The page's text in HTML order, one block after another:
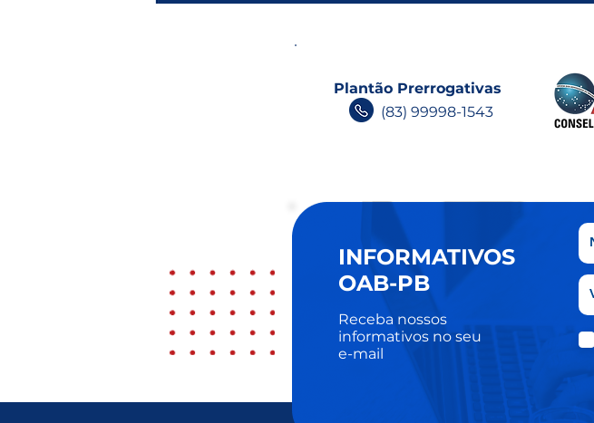
(83) 99998-1543
Plantão Prerrogativas
INFORMATIVOS
OAB-PB
Receba nossos
informativos no seu
e-mail